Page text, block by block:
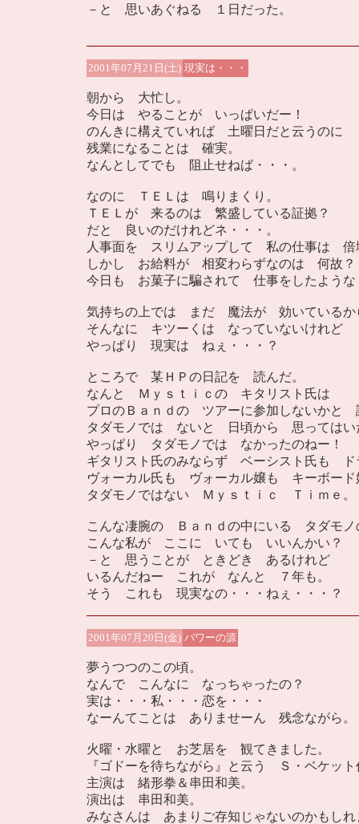
－と 思いあぐねる １日だった。
2001年07月21日(土) 現実は・・・
朝から 大忙し。
今日は やることが いっぱいだー！
のんきに構えていれば 土曜日だと云うのに
残業になることは 確実。
なんとしてでも 阻止せねば・・・。
なのに ＴＥＬは 鳴りまくり。
ＴＥＬが 来るのは 繁盛している証拠？
だと 良いのだけれどネ・・・。
人事面を スリムアップして 私の仕事は 倍
しかし お給料が 相変わらずなのは 何故
今日も お菓子に騙されて 仕事をしたよう
気持ちの上では まだ 魔法が 効いているか
そんなに キツーくは なっていないけれど
やっぱり 現実は ねぇ・・・？
ところで 某ＨＰの日記を 読んだ。
なんと Ｍｙｓｔｉｃの キタリスト氏は
プロのＢａｎｄの ツアーに参加しないかと
タダモノでは ないと 日頃から 思ってはい
やっぱり タダモノでは なかったのねー！
ギタリスト氏のみならず ベーシスト氏も ド
ヴォーカル氏も ヴォーカル嬢も キーボード
タダモノではない Ｍｙｓｔｉｃ Ｔｉｍｅ。
こんな凄腕の Ｂａｎｄの中にいる タダモノ
こんな私が ここに いても いいんかい？
－と 思うことが ときどき あるけれど
いるんだねー これが なんと ７年も。
そう これも 現実なの・・・ねぇ・・・？
2001年07月20日(金) パワーの源
夢うつつのこの頃。
なんで こんなに なっちゃったの？
実は・・・私・・・恋を・・・
なーんてことは ありませーん 残念ながら。
火曜・水曜と お芝居を 観てきました。
『ゴドーを待ちながら』と云う Ｓ・ベケット
主演は 緒形拳＆串田和美。
演出は 串田和美。
みなさんは あまりご存知じゃないのかもしれ